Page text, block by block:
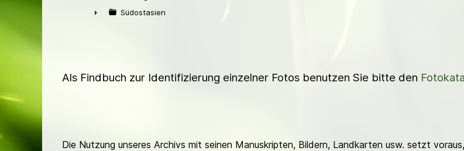
► Südostasien
Als Findbuch zur Identifizierung einzelner Fotos benutzen Sie bitte den
Die Nutzung unseres Archivs mit seinen Manuskripten, Bildern, Landkarten usw. setzt